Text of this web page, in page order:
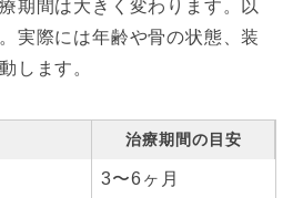
期間は大きく変わります。以
実際には年齢や骨の状態、装
します。
治療期間の目安
3〜6ヶ月